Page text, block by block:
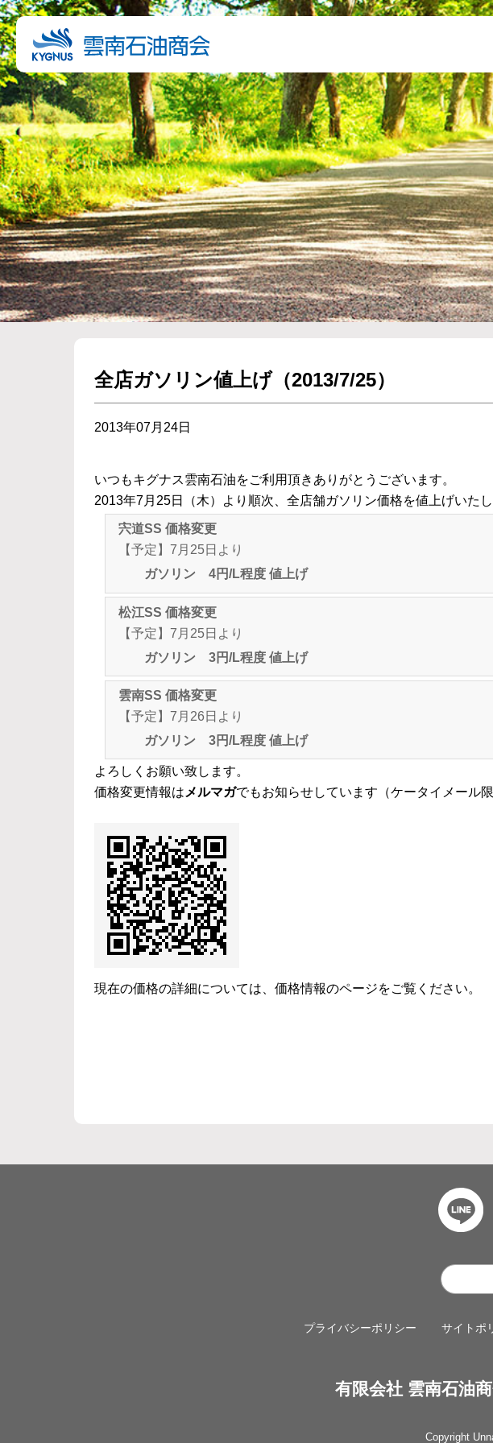
全店ガソリン値上げ（2013/7/25）
2013年07月24日
いつもキグナス雲南石油をご利用頂きありがとうございます。
2013年7月25日（木）より順次、全店舗ガソリン価格を値上げいたし
宍道SS 価格変更
【予定】7月25日より
ガソリン 4円/L程度 値上げ
松江SS 価格変更
【予定】7月25日より
ガソリン 3円/L程度 値上げ
雲南SS 価格変更
【予定】7月26日より
ガソリン 3円/L程度 値上げ
よろしくお願い致します。
価格変更情報は メルマガでもお知らせしています（ケータイメール限
現在の価格の詳細については、 価格情報のページをご覧ください。
プライバシーポリシー サイトポ
有限会社 雲南石油
Copyright